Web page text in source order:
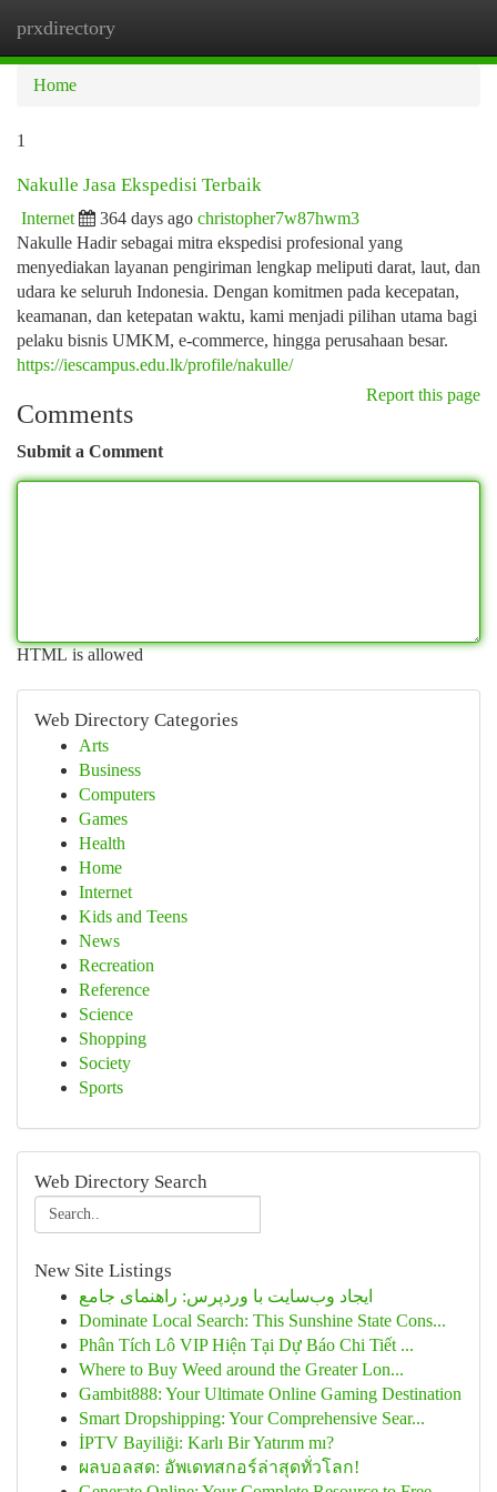
prxdirectory
Home
1
Nakulle Jasa Ekspedisi Terbaik
Internet 364 days ago christopher7w87hwm3
Nakulle Hadir sebagai mitra ekspedisi profesional yang
menyediakan layanan pengiriman lengkap meliputi darat, laut, dan
udara ke seluruh Indonesia. Dengan komitmen pada kecepatan,
keamanan, dan ketepatan waktu, kami menjadi pilihan utama bagi
pelaku bisnis UMKM, e-commerce, hingga perusahaan besar.
https://iescampus.edu.lk/profile/nakulle/
Report this page
Comments
Submit a Comment
HTML is allowed
Web Directory Categories
Arts
Business
Computers
Games
Health
Home
Internet
Kids and Teens
News
Recreation
Reference
Science
Shopping
Society
Sports
Web Directory Search
New Site Listings
ایجاد وب‌سایت با وردپرس: راهنمای جامع
Dominate Local Search: This Sunshine State Cons...
Phân Tích Lô VIP Hiện Tại Dự Báo Chi Tiết ...
Where to Buy Weed around the Greater Lon...
Gambit888: Your Ultimate Online Gaming Destination
Smart Dropshipping: Your Comprehensive Sear...
İPTV Bayiliği: Karlı Bir Yatırım mı?
ผลบอลสด: อัพเดทสกอร์ล่าสุดทั่วโลก!